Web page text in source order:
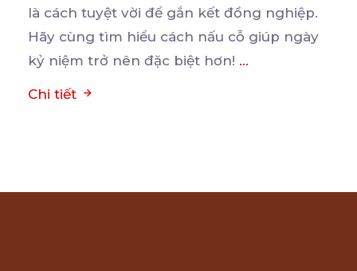
là cách tuyệt vời để gắn kết đồng nghiệp.
Hãy cùng tìm hiểu cách nấu cỗ giúp ngày
kỷ niệm trở nên đặc biệt hơn! ...
Chi tiết